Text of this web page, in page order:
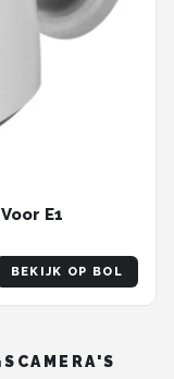
E1
BEKIJK OP BOL